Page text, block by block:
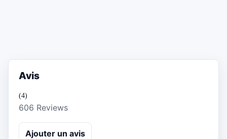
Avis
(4)
606 Reviews
Ajouter un avis